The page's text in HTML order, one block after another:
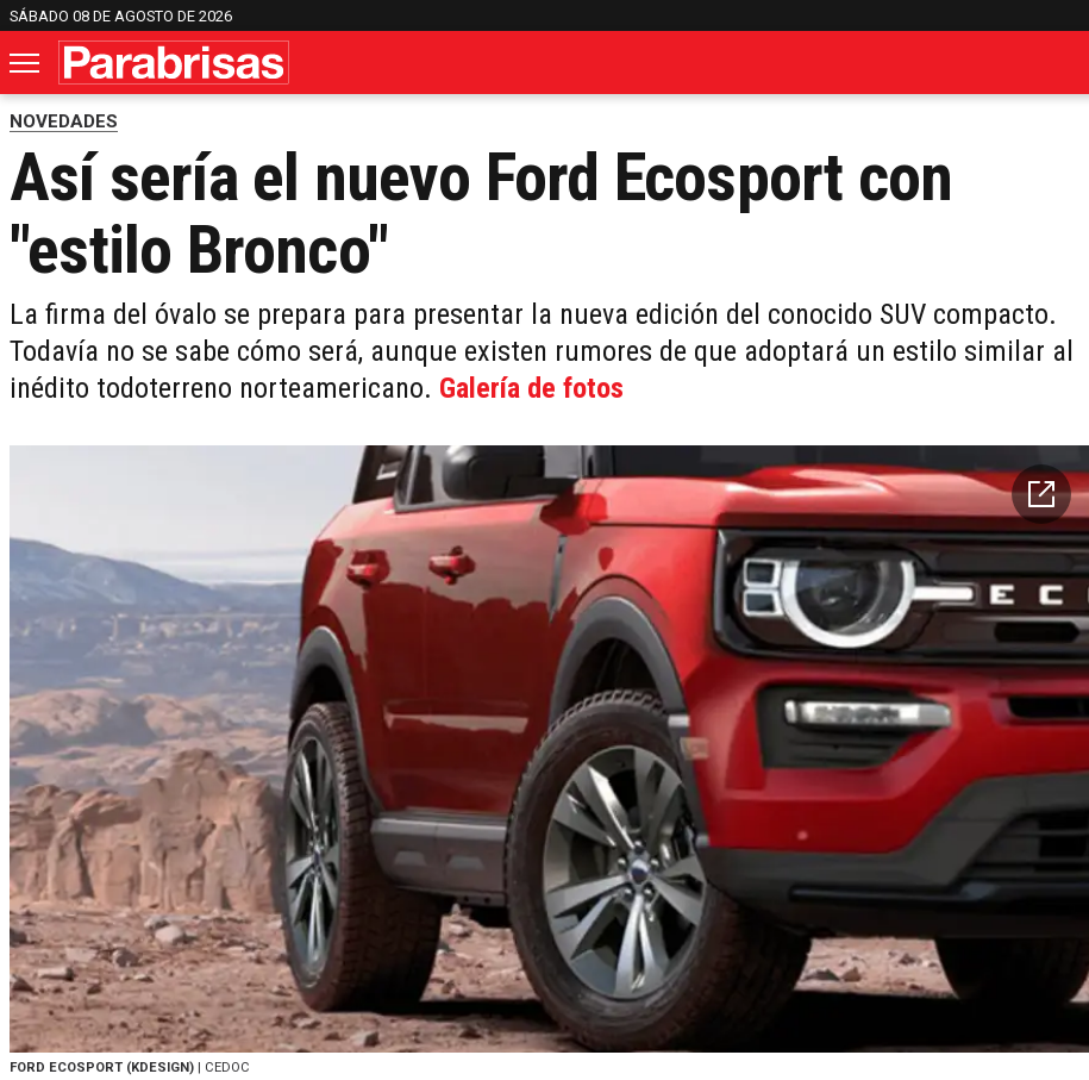
SÁBADO 08 DE AGOSTO DE 2026
NOVEDADES
Así sería el nuevo Ford Ecosport con
"estilo Bronco"
La firma del óvalo se prepara para presentar la nueva edición del conocido SUV compacto.
Todavía no se sabe cómo será, aunque existen rumores de que adoptará un estilo similar al
inédito todoterreno norteamericano. Galería de fotos
FORD ECOSPORT (KDESIGN) | CEDOC